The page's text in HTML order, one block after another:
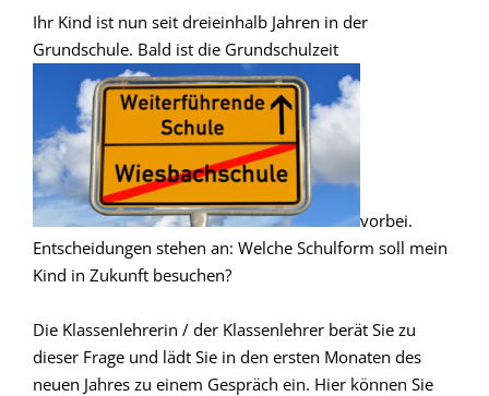
Ihr Kind ist nun seit dreieinhalb Jahren in der
Grundschule. Bald ist die Grundschulzeit
vorbei.
Entscheidungen stehen an: Welche Schulform soll mein
Kind in Zukunft besuchen?
Die Klassenlehrerin / der Klassenlehrer berät Sie zu
dieser Frage und lädt Sie in den ersten Monaten des
neuen Jahres zu einem Gespräch ein. Hier können Sie